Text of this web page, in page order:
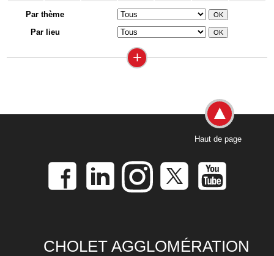
Par thème
Par lieu
+
Haut de page
CHOLET AGGLOMÉRATION